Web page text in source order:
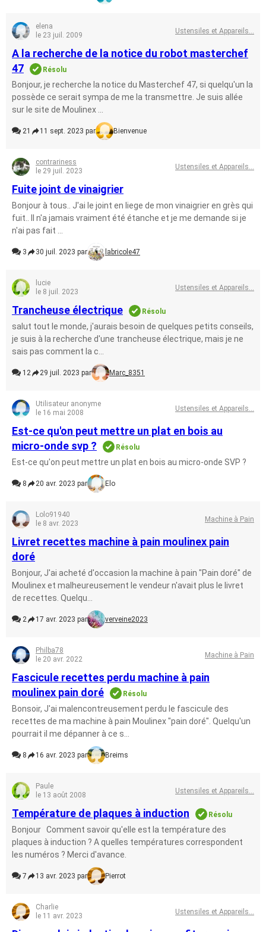
elena
le 23 juil. 2009
Ustensiles et Appareils...
A la recherche de la notice du robot masterchef
47
Résolu
Bonjour, je recherche la notice du Masterchef 47, si quelqu'un la
possède ce serait sympa de me la transmettre. Je suis allée
sur le site de Moulinex ...
21 11 sept. 2023 par Bienvenue
contrariness
le 29 juil. 2023
Ustensiles et Appareils...
Fuite joint de vinaigrier
Bonjour à tous.. J'ai le joint en liege de mon vinaigrier en grès qui
fuit.. Il n'a jamais vraiment été étanche et je me demande si je
n'ai pas fait ...
3 30 juil. 2023 par labricole47
lucie
le 8 juil. 2023
Ustensiles et Appareils...
Trancheuse électrique Résolu
salut tout le monde, j'aurais besoin de quelques petits conseils,
je suis à la recherche d'une trancheuse électrique, mais je ne
sais pas comment la c...
12 29 juil. 2023 par Marc_8351
Utilisateur anonyme
le 16 mai 2008
Ustensiles et Appareils...
Est-ce qu'on peut mettre un plat en bois au
micro-onde svp ?
Résolu
Est-ce qu'on peut mettre un plat en bois au micro-onde SVP ?
8 20 avr. 2023 par Elo
Lolo91940
le 8 avr. 2023
Machine à Pain
Livret recettes machine à pain moulinex pain
doré
Bonjour, J'ai acheté d'occasion la machine à pain "Pain doré" de
Moulinex et malheureusement le vendeur n'avait plus le livret
de recettes. Quelqu...
2 17 avr. 2023 par verveine2023
Philba78
le 20 avr. 2022
Machine à Pain
Fascicule recettes perdu machine à pain
moulinex pain doré
Résolu
Bonsoir, J'ai malencontreusement perdu le fascicule des
recettes de ma machine à pain Moulinex "pain doré". Quelqu'un
pourrait il me dépanner à ce s...
8 16 avr. 2023 par Breims
Paule
le 13 août 2008
Ustensiles et Appareils...
Température de plaques à induction Résolu
Bonjour Comment savoir qu'elle est la température des
plaques à induction ? A quelles températures correspondent
les numéros ? Merci d'avance.
7 13 avr. 2023 par Pierrot
Charlie
le 11 avr. 2023
Ustensiles et Appareils...